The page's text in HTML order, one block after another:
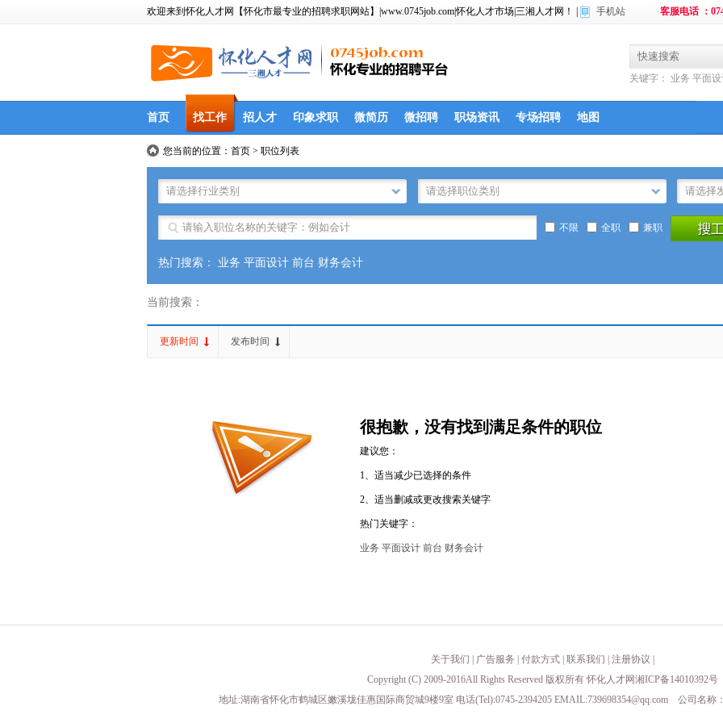
欢迎来到怀化人才网【怀化市最专业的招聘求职网站】|www.0745job.com|怀化人才市场|三湘人才网！ | 手机站 客服电话 ：
关键字： 业务 平面
首页 找工作 招人才 印象求职 微简历 微招聘 职场资讯 专场招聘 地图
您当前的位置： 首页 > 职位列表
不限 全职 兼职
热门搜索： 业务 平面设计 前台 财务会计
当前搜索：
更新时间 发布时间
很抱歉，没有找到满足条件的职位
建议您：
1、适当减少已选择的条件
2、适当删减或更改搜索关键字
热门关键字：
业务 平面设计 前台 财务会计
关于我们 广告服务 付款方式| 联系我们 注册协议
Copyright (C) 2009-2016All Rights Reserved 版权所有 怀化人才网湘ICP备14010392号
地址:湖南省怀化市鹤城区嫩溪垅佳惠国际商贸城9楼9室 电话(Tel):0745-2394205 EMAIL:739698354@qq.com公司名称：